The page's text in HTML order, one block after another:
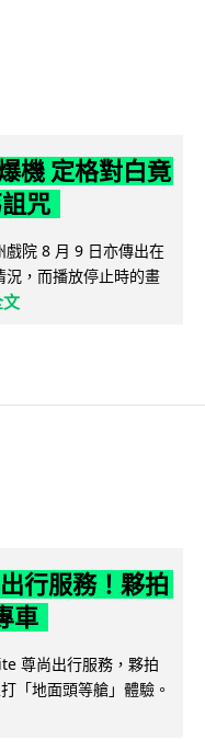
機 定格對白竟
咒
戲院 8 月 9 日亦傳出在
，而播放停止時的畫
行服務！夥拍
車
尊尚出行服務，夥拍
「地面頭等艙」體驗。